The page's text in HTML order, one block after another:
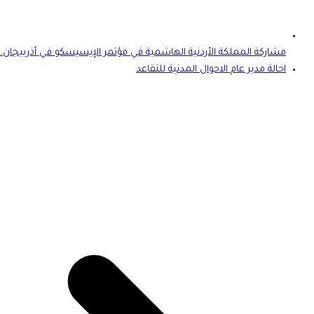
مشاركة المملكة الأردنية الهاشمية في مؤتمر الإيسيسكو في
احالة مدير عام الاحوال المدنية للتقاعد